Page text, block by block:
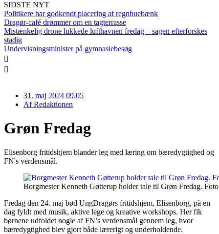
SIDSTE NYT
Politikere har godkendt placering af regnbuebænk
Dragør-café drømmer om en tagterrasse
Mistænkelig drone lukkede lufthavnen fredag – sagen efterforskes
stadig
Undervisningsminister på gymnasiebesøg
31. maj 2024 09.05
AfRedaktionen
Grøn Fredag
Elisenborg fritidshjem blander leg med læring om bæredygtighed og
FN's verdensmål.
Borgmester Kenneth Gøtterup holder tale til Grøn Fredag.
Fredag den 24. maj bød UngDragørs fritidshjem, Elisenborg, på en
dag fyldt med musik, aktive lege og kreative workshops. Her fik
børnene udfoldet nogle af FN’s verdensmål gennem leg, hvor
bæredygtighed blev gjort både lærerigt og underholdende.